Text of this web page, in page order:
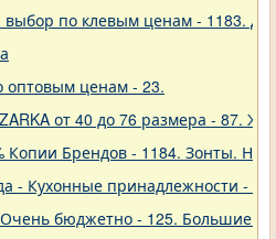
по клевым ценам - 1183.
оптовым ценам - 23.
от 40 до 76 размера - 87.
Копии Брендов - 1184. Зонты.
- Кухонные принадлежности -
бюджетно - 125. Большие